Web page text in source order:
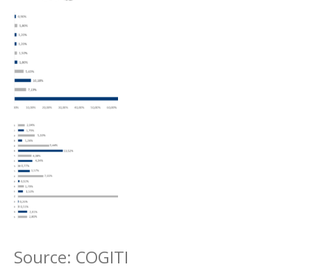
Source: COGITI